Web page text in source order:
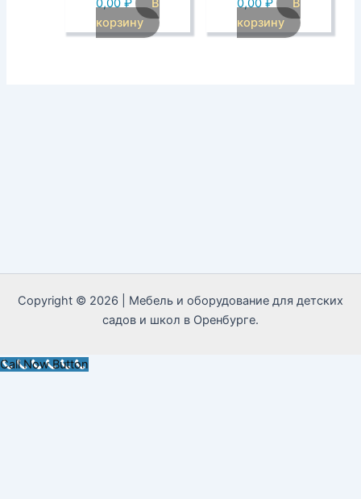
0,00 ₽
В
корзину
0,00 ₽
В
корзину
Copyright © 2026 | Мебель и оборудование для детских
садов и школ в Оренбурге.
Call Now Button